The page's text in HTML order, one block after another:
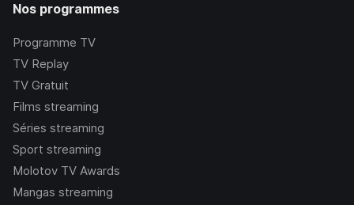
Nos programmes
Programme TV
TV Replay
TV Gratuit
Films streaming
Séries streaming
Sport streaming
Molotov TV Awards
Mangas streaming